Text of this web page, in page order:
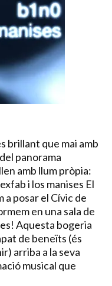
brillant que mai amb
panorama
amb llum pròpia:
i los manises El
posar el Cívic de
en una sala de
Aquesta bogeria
de beneïts (és
arriba a la seva
musical que